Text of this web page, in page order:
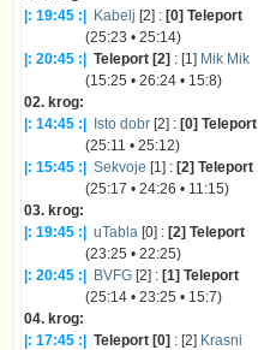
|: 19:45 :| Kabelj [2] : [0] Teleport
(25:23 • 25:14)
|: 20:45 :| Teleport [2] : [1] Mik Mik
(15:25 • 26:24 • 15:8)
02. krog:
|: 14:45 :| Isto dobr [2] : [0] Teleport
(25:11 • 25:12)
|: 15:45 :| Sekvoje [1] : [2] Teleport
(25:17 • 24:26 • 11:15)
03. krog:
|: 19:45 :| uTabla [0] : [2] Teleport
(23:25 • 22:25)
|: 20:45 :| BVFG [2] : [1] Teleport
(25:14 • 23:25 • 15:7)
04. krog:
|: 17:45 :| Teleport [0] : [2] Krasni